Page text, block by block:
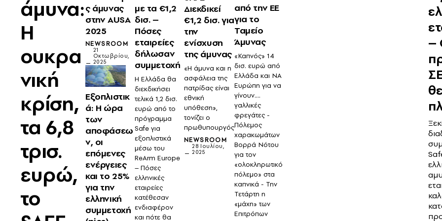
άμυνα:
Η
ουκρα
νική
κρίση,
τα 6,8
τρισ.
ευρώ,
το
ς άμυνας
στην AUSA
2025
NEWSROOM
21
Οκτωβρίου,
2025
Εξοπλιστικ
ά: Η ώρα
των
αποφάσεω
ν, οι
επόμενες
ενέργειες
και το 25%
για την
ελληνική
συμμετοχή
με τα €1,2
δισ. –
Πόσες
εταιρείες
δήλωσαν
συμμετοχή
Η Ελλάδα θα
διεκδικήσει
τελικά 1,2 δισ.
ευρώ από το
πρόγραμμα
Safe για
εξοπλιστικά
μέσω του
ReArm Europe
– Πόσες
ελληνικές
εταιρείες
κατέθεσαν
ενδιαφέρον
και πότε θα
Διεκδικεί
€1,2 δισ. για
την
ενίσχυση
της άμυνας
«Η άμυνα και η
ασφάλεια της
πατρίδας είναι
εθνική
υπόθεση»,
τονίζει ο
πρωθυπουργός
NEWSROOM
28 Ιουλίου,
2025
από την ΕΕ
για το
Ταμείο
Άμυνας
«Καπνός» 14
δισ. ευρώ από
Ελλάδα και ΝΑ
Ευρώπη για να
γίνουν….
γαλλικές
φρεγάτες -
Πόλεμος
χαρακωμάτων
Βορρά Νότου
για τον
«ολοκληρωτικό
πόλεμο» στα
καπνικά - Την
Τετάρτη η
«μάχη» των
Επιτρόπων
–